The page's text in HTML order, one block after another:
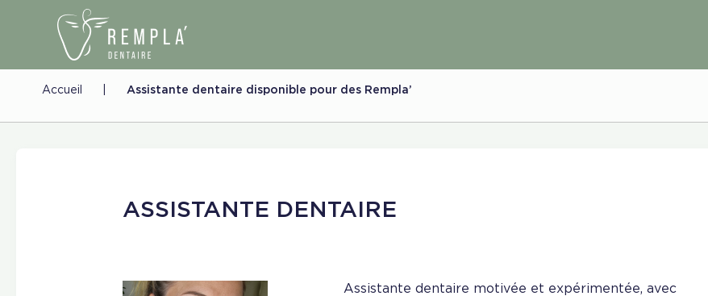
Accueil Assistante dentaire disponible pour des Rempla’
ASSISTANTE DENTAIRE
Assistante dentaire motivée et expérimentée, avec